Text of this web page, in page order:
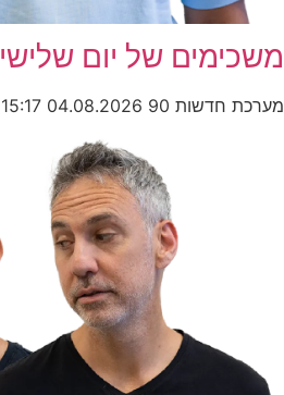
משכימים של יום שלישי
מערכת חדשות 90 04.08.2026
15:17